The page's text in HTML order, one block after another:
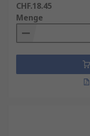
CHF.18.45
Menge